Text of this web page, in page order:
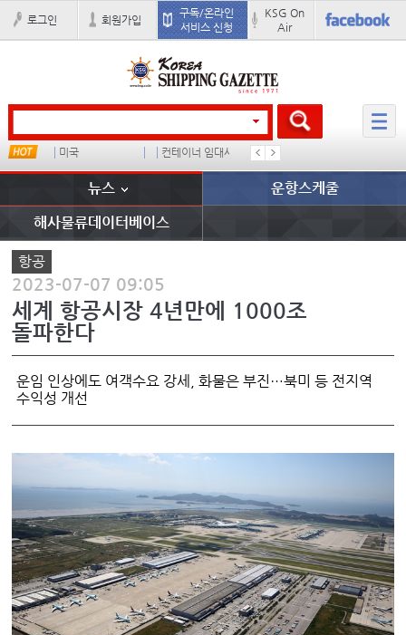
로그인 회원가입
구독/온라인
서비스 신청
KSG On
Air
미국 컨테이너 임대사 배
뉴스 운항스케줄
해사물류데이터베이스
항공
2023-07-07 09:05
세계 항공시장 4년만에 1000조
돌파한다
운임 인상에도 여객수요 강세, 화물은 부진…북미 등 전지역
수익성 개선